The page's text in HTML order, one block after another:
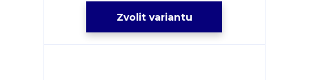
Zvolit variantu